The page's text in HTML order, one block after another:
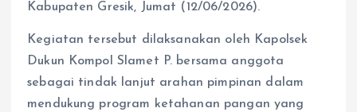
Kabupaten Gresik, Jumat (12/06/2026).
Kegiatan tersebut dilaksanakan oleh Kapolsek
Dukun Kompol Slamet P. bersama anggota
sebagai tindak lanjut arahan pimpinan dalam
mendukung program ketahanan pangan yang